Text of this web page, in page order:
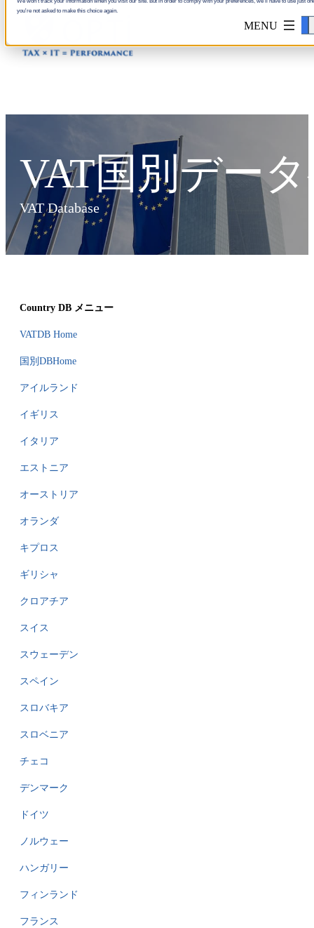
you're not asked to make this choice again.
Accept
VAT国別デー
VAT Database
Country DB メニュー
VATDB Home
国別DBHome
アイルランド
イギリス
イタリア
エストニア
オーストリア
オランダ
キプロス
ギリシャ
クロアチア
スイス
スウェーデン
スペイン
スロバキア
スロベニア
チェコ
デンマーク
ドイツ
ノルウェー
ハンガリー
フィンランド
フランス